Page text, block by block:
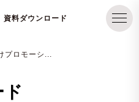
資料ダウンロード
プロモーシ...